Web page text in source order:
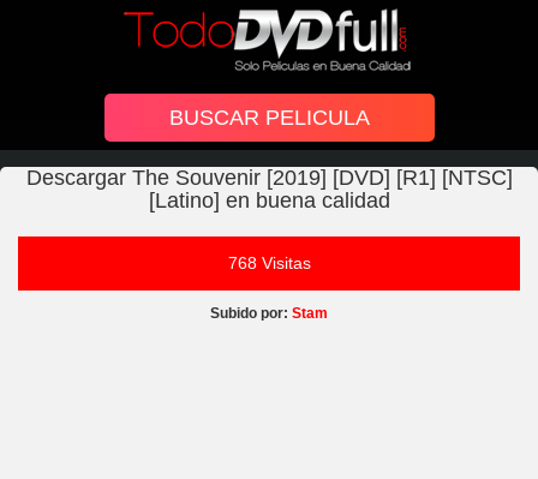
Descargar The Souvenir [2019] [DVD] [R1] [NTSC]
[Latino] en buena calidad
768 Visitas
Subido por: Stam